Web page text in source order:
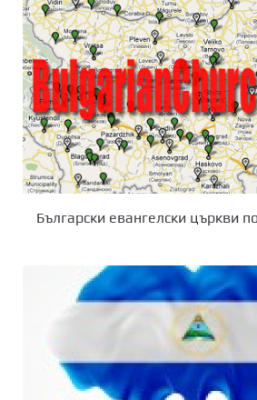
Български евангелски църкви